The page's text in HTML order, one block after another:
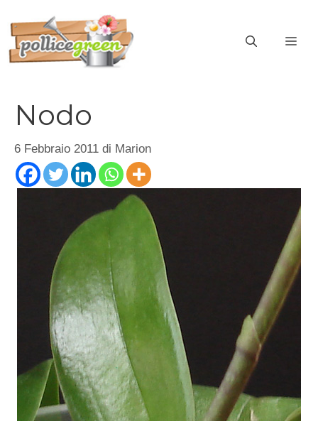
contenuto
Nodo
6 Febbraio 2011 di Marion